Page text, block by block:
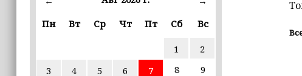
избирателей
15:02
Пакистан подписали «Мекканское
соглашение» о коллективной обороне
Пн
Вт Ср Чт Пт Сб Вс
1
2
3
4 5 6 7 8
9